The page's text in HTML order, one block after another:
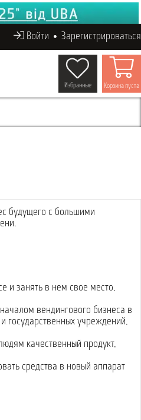
Войти Зарегистрироваться
Корзина пуста
Избранные
будущего с большими
и занять в нем свое место,
вендингового бизнеса в
государственных учреждений,
качественный продукт,
средства в новый аппарат